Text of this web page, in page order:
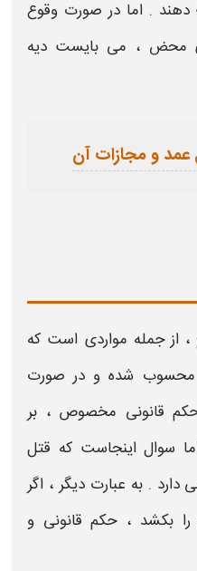
دهند . اما در صورت وقوع
محض ، می بایست دیه
و مجازات آن
، از جمله مواردی است که
محسوب شده و در صورت
قانونی مخصوص ، بر
سوال اینجاست که قتل
دارد . به عبارت دیگر ، اگر
بکشد ، حکم قانونی و